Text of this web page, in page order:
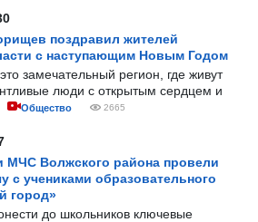
поздравил жителей
с наступающим Новым Годом
замечательный регион, где живут
люди с открытым сердцем и
Общество 2665
МЧС Волжского района провели
с учениками образовательного
город»
до школьников ключевые